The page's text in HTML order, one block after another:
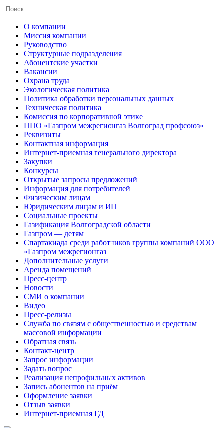
О компании
Миссия компании
Руководство
Структурные подразделения
Абонентские участки
Вакансии
Охрана труда
Экологическая политика
Политика обработки персональных данных
Техническая политика
Комиссия по корпоративной этике
ППО «Газпром межрегионгаз Волгоград профсоюз»
Реквизиты
Контактная информация
Интернет-приемная генерального директора
Закупки
Конкурсы
Открытые запросы предложений
Информация для потребителей
Физическим лицам
Юридическим лицам и ИП
Социальные проекты
Газификация Волгоградской области
Газпром — детям
Спартакиада среди работников группы компаний ООО
«Газпром межрегионгаз
Дополнительные услуги
Аренда помещений
Пресс-центр
Новости
СМИ о компании
Видео
Пресс-релизы
Служба по связям с общественностью и средствам
массовой информации
Обратная связь
Контакт-центр
Запрос информации
Задать вопрос
Реализация непрофильных активов
Запись абонентов на приём
Оформление заявки
Отзыв заявки
Интернет-приемная ГД